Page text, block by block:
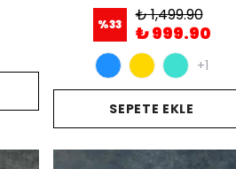
%33 ₺ 1,499.90
₺ 999.90
+1
SEPETE EKLE